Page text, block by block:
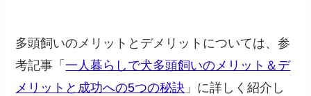
多頭飼いのメリットとデメリットについては、参
考記事「一人暮らしで犬多頭飼いのメリット＆デ
メリットと成功への5つの秘訣 」に詳しく紹介し